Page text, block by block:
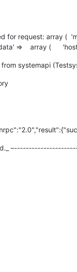
for request: array
=> array (
systemapi